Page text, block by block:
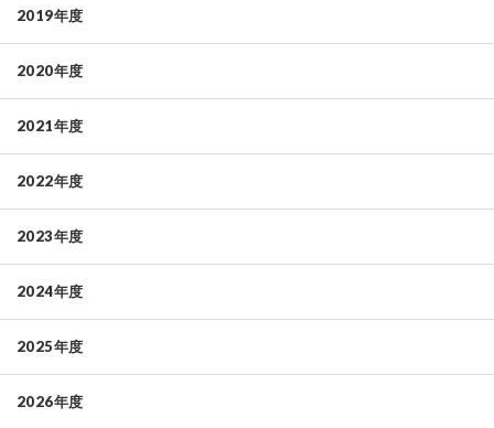
2019年度
2020年度
2021年度
2022年度
2023年度
2024年度
2025年度
2026年度